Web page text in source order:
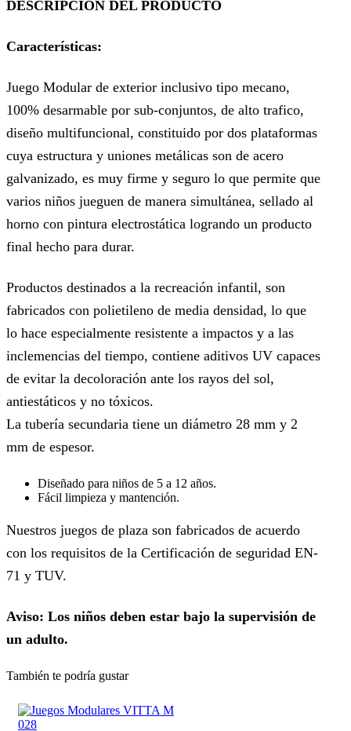
DESCRIPCIÓN DEL PRODUCTO
Características:
Juego Modular de exterior inclusivo tipo mecano,
100% desarmable por sub-conjuntos, de alto trafico,
diseño multifuncional, constituido por dos plataformas
cuya estructura y uniones metálicas son de acero
galvanizado, es muy firme y seguro lo que permite que
varios niños jueguen de manera simultánea, sellado al
horno con pintura electrostática logrando un producto
final hecho para durar.
Productos destinados a la recreación infantil, son
fabricados con polietileno de media densidad, lo que
lo hace especialmente resistente a impactos y a las
inclemencias del tiempo, contiene aditivos UV capaces
de evitar la decoloración ante los rayos del sol,
antiestáticos y no tóxicos.
La tubería secundaria tiene un diámetro 28 mm y 2
mm de espesor.
Diseñado para niños de 5 a 12 años.
Fácil limpieza y mantención.
Nuestros juegos de plaza son fabricados de acuerdo
con los requisitos de la Certificación de seguridad EN-
71 y TUV.
Aviso: Los niños deben estar bajo la supervisión de
un adulto.
También te podría gustar